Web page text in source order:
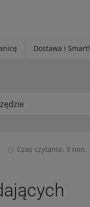
Dostawa i Smart!
Czas czytania: 3 min.